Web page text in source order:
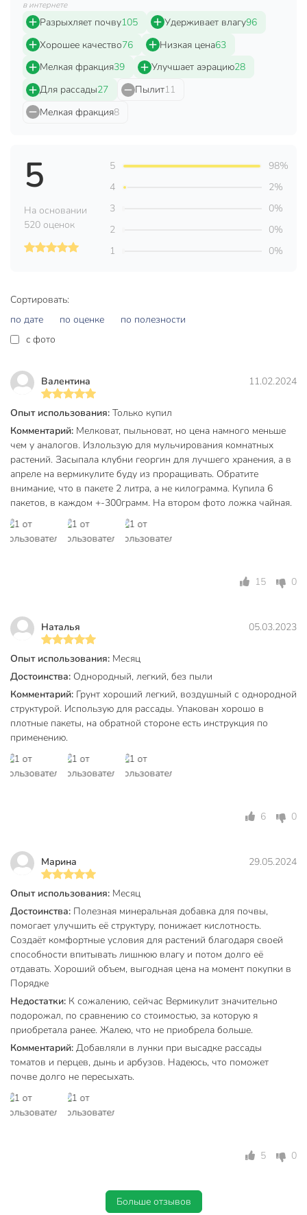
Страна производства
Россия
Вес в упаковке
Габариты упаковки
в интернете
Разрыхляет почву105 Удерживает влагу96
Хорошее качество76 Низкая цена63
Мелкая фракция39 Улучшает аэрацию28
Для рассады27 Пылит11
Мелкая фракция8
Сортировать:
по дате
по оценке
по полезности
c фото
Валентина 11.02.2024
Опыт использования: Только купил
Комментарий: Мелковат, пыльноват, но цена намного меньше
чем у аналогов. Излользую для мульчирования комнатных
растений. Засыпала клубни георгин для лучшего хранения, а в
апреле на вермикулите буду из проращивать. Обратите
внимание, что в пакете 2 литра, а не килограмма. Купила 6
пакетов, в каждом +-300грамм. На втором фото ложка чайная.
15 0
Наталья 05.03.2023
Опыт использования: Месяц
Достоинства: Однородный, легкий, без пыли
Комментарий: Грунт хороший легкий, воздушный с однородной
структурой. Использую для рассады. Упакован хорошо в
плотные пакеты, на обратной стороне есть инструкция по
применению.
6 0
Марина 29.05.2024
Опыт использования: Месяц
Достоинства: Полезная минеральная добавка для почвы,
помогает улучшить её структуру, понижает кислотность.
Создаёт комфортные условия для растений благодаря своей
способности впитывать лишнюю влагу и потом долго её
отдавать. Хороший объем, выгодная цена на момент покупки в
Порядке
Недостатки: К сожалению, сейчас Вермикулит значительно
подорожал, по сравнению со стоимостью, за которую я
приобретала ранее. Жалею, что не приобрела больше.
Комментарий: Добавляли в лунки при высадке рассады
томатов и перцев, дынь и арбузов. Надеюсь, что поможет
почве долго не пересыхать.
5 0
Больше отзывов
5
На основании
520 оценок
5
98%
4
2%
3
0%
2
0%
1
0%